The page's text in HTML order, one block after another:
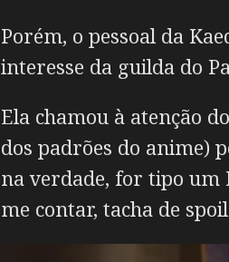
Porém, o pessoal da
interesse da guilda do
Ela chamou à atenção
dos padrões do anime)
na verdade, for tipo um
me contar, tacha de